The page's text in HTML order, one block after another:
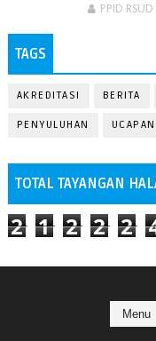
PPID
TAGS
AKREDITASI BERITA
PENYULUHAN UCAPAN
TOTAL TAYANGAN
2 1 2 2 2